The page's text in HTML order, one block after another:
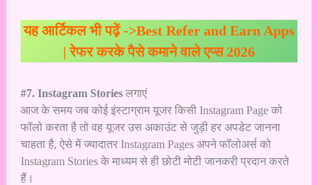
यह आर्टिकल भी पढ़ें ->Best Refer and Earn Apps
| रेफर करके पैसे कमाने वाले एप्स 2026
#7. Instagram Stories लगाएं
आज के समय जब कोई इंस्टाग्राम यूजर किसी Instagram Page को
फॉलो करता है तो वह यूजर उस अकाउंट से जुड़ी हर अपडेट जानना
चाहता है, ऐसे में ज्यादातर Instagram Pages अपने फॉलोअर्स को
Instagram Stories के माध्यम से ही छोटी मोटी जानकरी प्रदान करते
हैं।